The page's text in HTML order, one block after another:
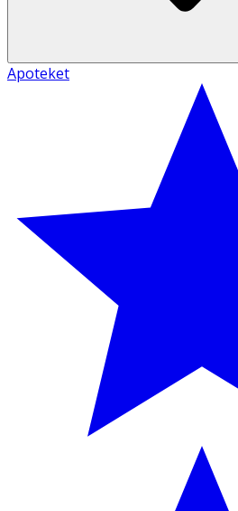
Apoteket